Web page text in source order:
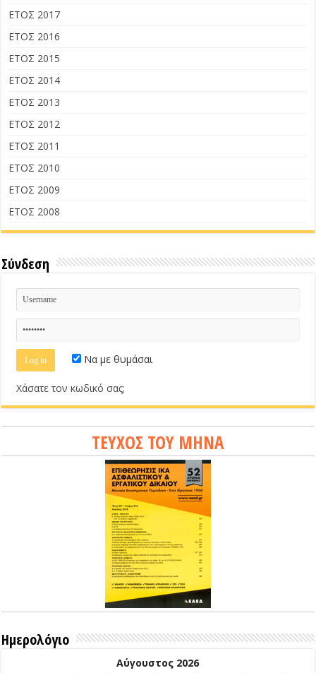
ΕΤΟΣ 2017
ΕΤΟΣ 2016
ΕΤΟΣ 2015
ΕΤΟΣ 2014
ΕΤΟΣ 2013
ΕΤΟΣ 2012
ΕΤΟΣ 2011
ΕΤΟΣ 2010
ΕΤΟΣ 2009
ΕΤΟΣ 2008
Σύνδεση
Να με θυμάσαι
Χάσατε τον κωδικό σας;
ΤΕΥΧΟΣ ΤΟΥ ΜΗΝΑ
Ημερολόγιο
Αύγουστος 2026